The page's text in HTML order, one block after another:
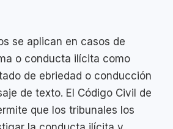
se aplican en casos de
o conducta ilícita como
de ebriedad o conducción
de texto. El Código Civil de
que los tribunales los